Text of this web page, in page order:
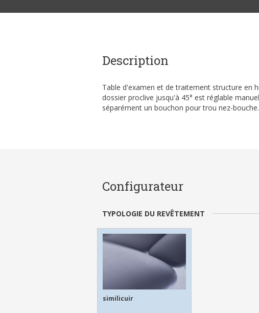
Description
Table d'examen et de traitement structure en
dossier proclive jusqu'à 45° est réglable
séparément un bouchon pour trou nez-bouche.
Configurateur
TYPOLOGIE DU REVÊTEMENT
similicuir